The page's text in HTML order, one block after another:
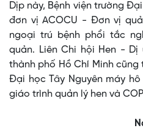
Dịp này, Bệnh viện trường
đơn vị ACOCU - Đơn vị
ngoại trú bệnh phổi tắc
quản. Liên Chi hội Hen -
thành phố Hồ Chí Minh cũng
Đại học Tây Nguyên máy
giáo trình quản lý hen và